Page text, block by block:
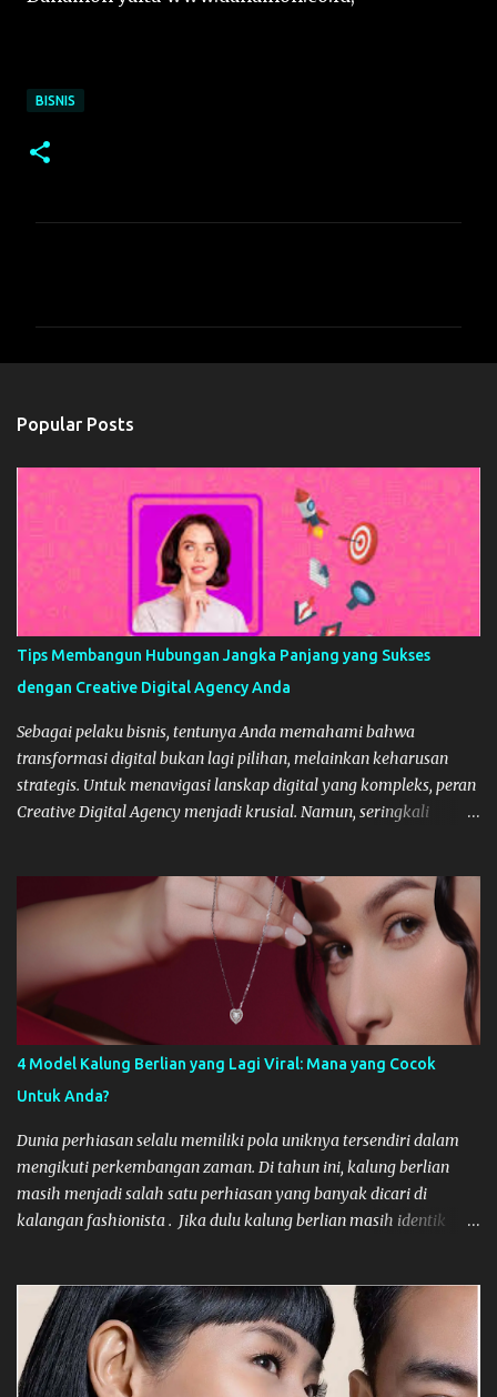
BISNIS
Popular Posts
Tips Membangun Hubungan Jangka Panjang yang Sukses
dengan Creative Digital Agency Anda
Sebagai pelaku bisnis, tentunya Anda memahami bahwa
transformasi digital bukan lagi pilihan, melainkan keharusan
strategis. Untuk menavigasi lanskap digital yang kompleks, peran
Creative Digital Agency menjadi krusial. Namun, seringkali
membangun hubungan jangka panjang, layaknya membangun
tim internal yang solid. Hubungan yang stabil dan strategis
dengan agency dapat mengurangi biaya onboarding, memastikan
konsistensi brand, dan mengakselerasi ekspansi bisnis Anda.
Berikut adalah tips strategis untuk membangun kemitraan yang
sukses dan bertahan lama. Mengapa Stabilitas Kemitraan Digital
Sangat Penting? Hubungan yang singkat dengan Digital Agency
seringkali mengakibatkan inkonsistensi. Setiap agency baru
memerlukan waktu untuk memahami DNA merek Anda, budaya
perusahaan, dan tantangan pasar yang spesifik. Kemitraan
jangka panjang memastikan bahwa agensi te...
4 Model Kalung Berlian yang Lagi Viral: Mana yang Cocok
Untuk Anda?
Dunia perhiasan selalu memiliki pola uniknya tersendiri dalam
mengikuti perkembangan zaman. Di tahun ini, kalung berlian
masih menjadi salah satu perhiasan yang banyak dicari di
kalangan fashionista . Jika dulu kalung berlian masih identik
yang sedang mencari atau menambah koleksi necklace diamond,
artikel ini akan memberikan beberapa rekomendasi modelnya
yang lagi viral. Yuk, langsung kita simak bersama-sama
pembahasannya, di bawah ini! Model Kalung Berlian Terbaru